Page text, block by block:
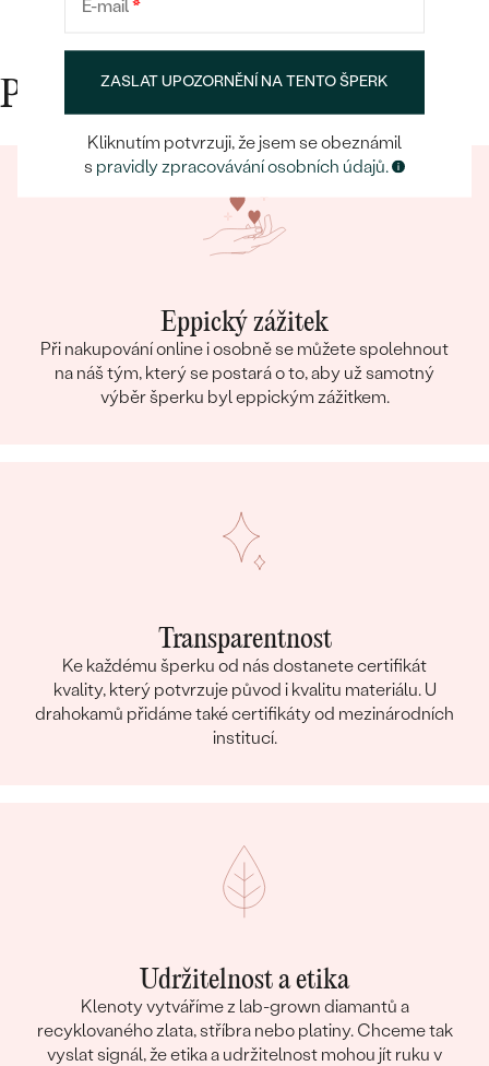
Proč nakupovat v Eppi
Eppický zážitek
Při nakupování online i osobně se můžete spolehnout
na náš tým, který se postará o to, aby už samotný
výběr šperku byl eppickým zážitkem.
Transparentnost
Ke každému šperku od nás dostanete certifikát
kvality, který potvrzuje původ i kvalitu materiálu. U
drahokamů přidáme také certifikáty od mezinárodních
institucí.
Udržitelnost a etika
Klenoty vytváříme z lab-grown diamantů a
recyklovaného zlata, stříbra nebo platiny. Chceme tak
vyslat signál, že etika a udržitelnost mohou jít ruku v
E-mail*
ZASLAT UPOZORNĚNÍ NA TENTO ŠPERK
Kliknutím potvrzuji, že jsem se obeznámil
s pravidly zpracovávání osobních údajů.